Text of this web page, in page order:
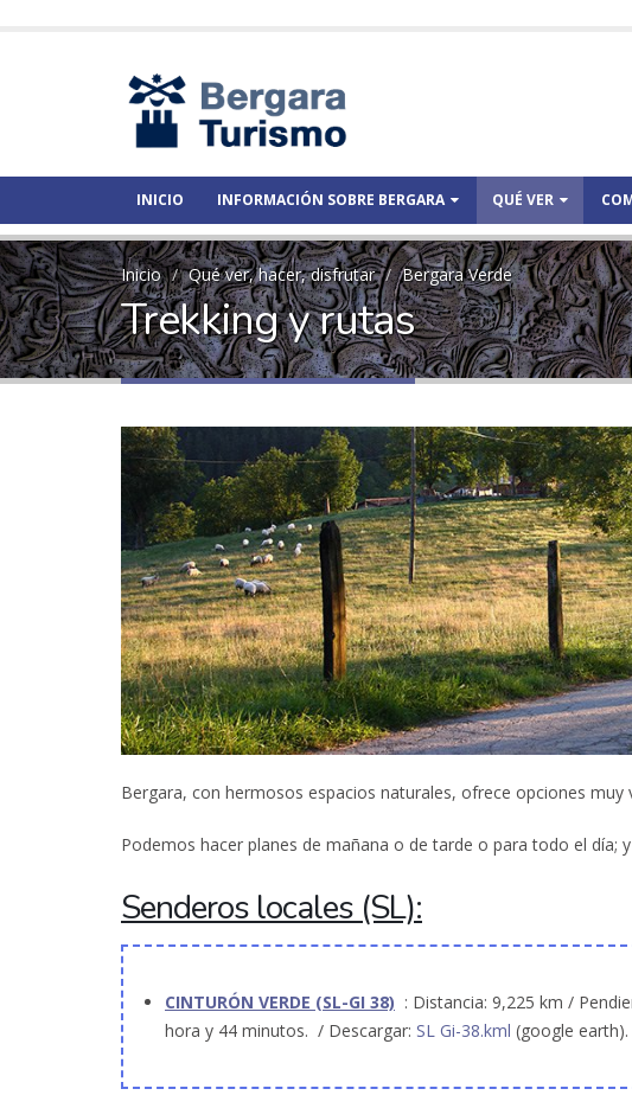
INICIO INFORMACIÓN SOBRE BERGARA QUÉ VER
Inicio Qué ver, hacer, disfrutar Bergara Verde
Trekking y rutas
Bergara, con hermosos espacios naturales, ofrece opciones muy
Podemos hacer planes de mañana o de tarde o para todo el día;
Senderos locales (SL):
CINTURÓN VERDE (SL-GI 38) : Distancia: 9,225 km /
hora y 44 minutos. / Descargar: SL Gi-38.kml (google earth).